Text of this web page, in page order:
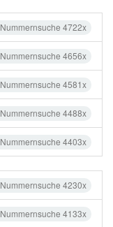
Nummernsuche 4722x
Nummernsuche 4656x
Nummernsuche 4581x
Nummernsuche 4488x
Nummernsuche 4403x
Nummernsuche 4230x
Nummernsuche 4133x